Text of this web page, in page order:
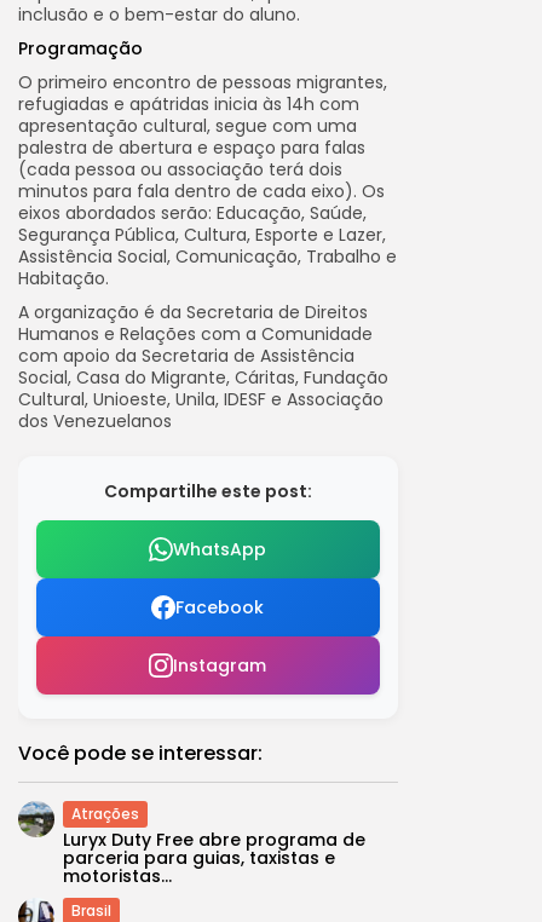
inclusão e o bem-estar do aluno.
Programação
O primeiro encontro de pessoas migrantes,
refugiadas e apátridas inicia às 14h com
apresentação cultural, segue com uma
palestra de abertura e espaço para falas
(cada pessoa ou associação terá dois
minutos para fala dentro de cada eixo). Os
eixos abordados serão: Educação, Saúde,
Segurança Pública, Cultura, Esporte e Lazer,
Assistência Social, Comunicação, Trabalho e
Habitação.
A organização é da Secretaria de Direitos
Humanos e Relações com a Comunidade
com apoio da Secretaria de Assistência
Social, Casa do Migrante, Cáritas, Fundação
Cultural, Unioeste, Unila, IDESF e Associação
dos Venezuelanos
Compartilhe este post:
WhatsApp
Facebook
Instagram
Você pode se interessar:
Atrações
Luryx Duty Free abre programa de
parceria para guias, taxistas e
motoristas...
Brasil